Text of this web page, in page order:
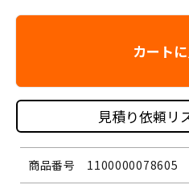
カート
見積り依頼リ
商品番号 1100000078605